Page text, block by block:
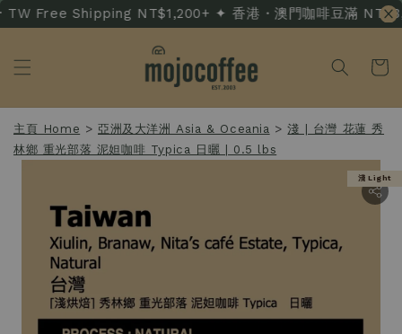
Free Shipping NT$1,200+ ✦ 香港・澳門咖啡豆滿
主頁 Home >亞洲及大洋洲 Asia & Oceania >淺 | 台灣 花蓮 秀
林鄉 重光部落 泥妲咖啡 Typica 日曬 | 0.5 lbs
淺 Light